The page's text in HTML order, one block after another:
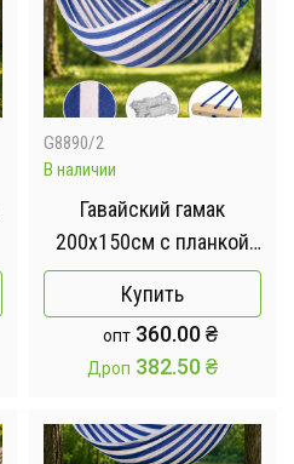
G8890/2
В наличии
Гавайский гамак
200х150см с планкой
80см / Гамак
двухместный
подвесной с
деревянной планкой
Купить
опт 360.00₴
Дроп 382.50₴